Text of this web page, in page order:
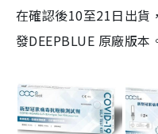
在確認後10至21日出貨
發DEEPBLUE 原廠版本